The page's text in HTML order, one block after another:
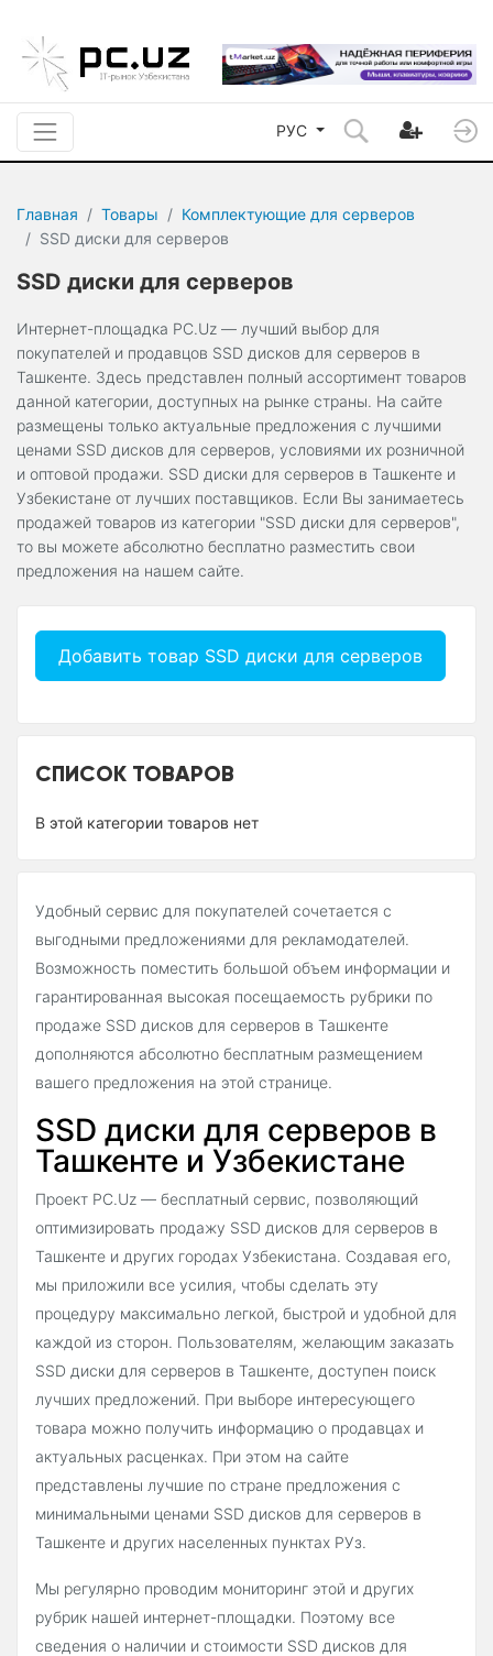
РУС
Главная Товары
Комплектующие для серверов
SSD диски для серверов
SSD диски для серверов
Интернет-площадка PC.Uz — лучший выбор для
покупателей и продавцов SSD дисков для серверов в
Ташкенте. Здесь представлен полный ассортимент товаров
данной категории, доступных на рынке страны. На сайте
размещены только актуальные предложения с лучшими
ценами SSD дисков для серверов, условиями их розничной
и оптовой продажи. SSD диски для серверов в Ташкенте и
Узбекистане от лучших поставщиков. Если Вы занимаетесь
продажей товаров из категории "SSD диски для серверов",
то вы можете абсолютно бесплатно разместить свои
предложения на нашем сайте.
Добавить товар SSD диски для серверов
СПИСОК ТОВАРОВ
В этой категории товаров нет
Удобный сервис для покупателей сочетается с
выгодными предложениями для рекламодателей.
Возможность поместить большой объем информации и
гарантированная высокая посещаемость рубрики по
продаже SSD дисков для серверов в Ташкенте
дополняются абсолютно бесплатным размещением
вашего предложения на этой странице.
SSD диски для серверов в
Ташкенте и Узбекистане
Проект PC.Uz — бесплатный сервис, позволяющий
оптимизировать продажу SSD дисков для серверов в
Ташкенте и других городах Узбекистана. Создавая его,
мы приложили все усилия, чтобы сделать эту
процедуру максимально легкой, быстрой и удобной для
каждой из сторон. Пользователям, желающим заказать
SSD диски для серверов в Ташкенте, доступен поиск
лучших предложений. При выборе интересующего
товара можно получить информацию о продавцах и
актуальных расценках. При этом на сайте
представлены лучшие по стране предложения с
минимальными ценами SSD дисков для серверов в
Ташкенте и других населенных пунктах РУз.
Мы регулярно проводим мониторинг этой и других
рубрик нашей интернет-площадки. Поэтому все
сведения о наличии и стоимости SSD дисков для